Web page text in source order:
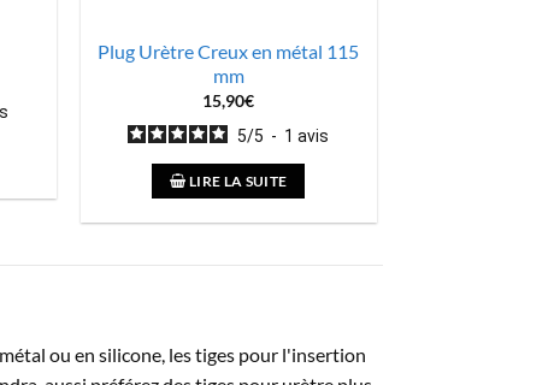
Plug Urètre Creux en métal 115
mm
15,90€
5/5 - 1avis
LIRE LA SUITE
ou en silicone, les tiges pour l'insertion